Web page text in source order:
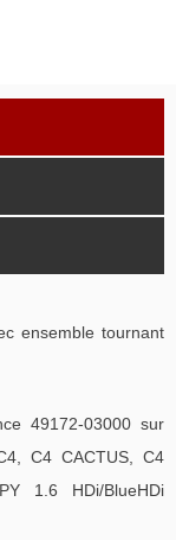
ensemble tournant
49172-03000 sur
C4 CACTUS, C4
1.6 HDi/BlueHDi